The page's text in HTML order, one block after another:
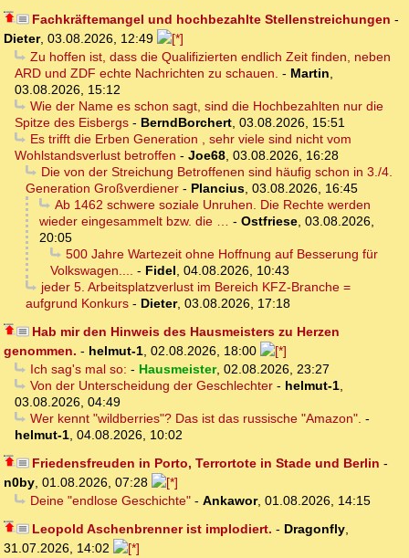
Fachkräftemangel und hochbezahlte Stellenstreichungen -
Dieter, 03.08.2026, 12:49
Zu hoffen ist, dass die Qualifizierten endlich Zeit finden, neben
ARD und ZDF echte Nachrichten zu schauen. - Martin,
03.08.2026, 15:12
Wie der Name es schon sagt, sind die Hochbezahlten nur die
Spitze des Eisbergs - BerndBorchert, 03.08.2026, 15:51
Es trifft die Erben Generation , sehr viele sind nicht vom
Wohlstandsverlust betroffen - Joe68, 03.08.2026, 16:28
Die von der Streichung Betroffenen sind häufig schon in 3./4.
Generation Großverdiener - Plancius, 03.08.2026, 16:45
Ab 1462 schwere soziale Unruhen. Die Rechte werden
wieder eingesammelt bzw. die … - Ostfriese, 03.08.2026,
20:05
500 Jahre Wartezeit ohne Hoffnung auf Besserung für
Volkswagen.... - Fidel, 04.08.2026, 10:43
jeder 5. Arbeitsplatzverlust im Bereich KFZ-Branche =
aufgrund Konkurs - Dieter, 03.08.2026, 17:18
Hab mir den Hinweis des Hausmeisters zu Herzen
genommen. - helmut-1, 02.08.2026, 18:00
Ich sag's mal so: - Hausmeister, 02.08.2026, 23:27
Von der Unterscheidung der Geschlechter- helmut-1,
03.08.2026, 04:49
Wer kennt "wildberries"? Das ist das russische "Amazon". -
helmut-1, 04.08.2026, 10:02
Friedensfreuden in Porto, Terrortote in Stade und Berlin -
n0by, 01.08.2026, 07:28
Deine "endlose Geschichte"- Ankawor, 01.08.2026, 14:15
Leopold Aschenbrenner ist implodiert. - Dragonfly,
31.07.2026, 14:02